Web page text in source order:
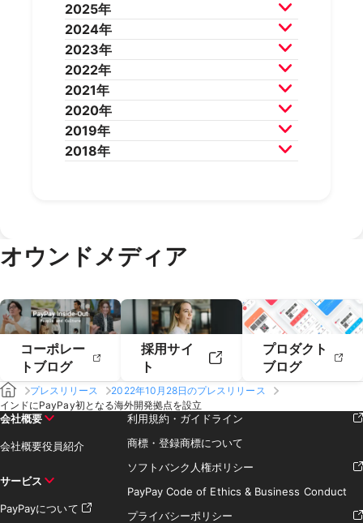
2026年8月 2026年7月
2026年6月 2026年5月
2026年4月 2026年3月
2026年2月
2025年
2025年12月2025年11月
2025年10月2025年9月
2025年8月 2025年7月
2025年6月
2025年4月
2025年2月
2024年
2024年12月2024年11月
2024年10月2024年9月
2024年8月 2024年7月
2024年6月
2024年4月
2024年2月
2023年
2023年12月2023年11月
2023年10月2023年9月
2023年8月 2023年7月
2023年6月
2023年4月
2022年
2022年12月2022年11月
2022年10月2022年9月
2022年8月 2022年7月
2022年6月
2021年
2021年12月2021年11月
2021年10月2021年9月
2021年8月 2021年7月
2020年
2020年12月2020年11月
2020年10月2020年9月
2019年
2019年12月2019年11月
2019年2月
2019年1月
2018年
オウンドメディア
コーポレー
トブログ
採用サイ
ト
プロダクト
ブログ
プレスリリース
2022年10月28日のプレスリリース
インドにPayPay初となる海外開発拠点を設立
会社概要
会社概要役員紹介
サービス
PayPayについて
利用規約・ガイドライン
商標・登録商標について
ソフトバンク人権ポリシー
PayPay Code of Ethics & Business Conduct
プライバシーポリシー